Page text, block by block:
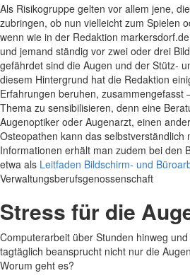
Als Risikogruppe gelten vor allem jene,
zubringen, ob nun vielleicht zum Spielen
wenn wie in der Redaktion
und jemand ständig vor zwei oder drei
gefährdet sind die Augen und der Stütz-
diesem Hintergrund hat die Redaktion
Erfahrungen beruhen, zusammengefasst
Thema zu sensibilisieren, denn eine
Augenoptiker oder Augenarzt, einen
Osteopathen kann das selbstverständlich
Informationen erhält man zudem bei den
etwa als Leitfaden Bildschirm- und
Verwaltungsberufsgenossenschaft
Stress für die
Computerarbeit über Stunden hinweg
tagtäglich beansprucht nicht nur die
Worum geht es?